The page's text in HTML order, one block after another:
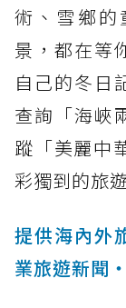
術、雪鄉的
景，都在等
自己的冬日
查詢「海峽
蹤「美麗中
彩獨到的旅
提供海內外
業旅遊新聞